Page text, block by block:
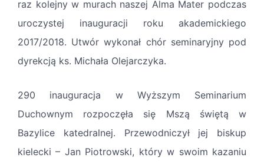
raz kolejny w murach naszej Alma Mater podczas
uroczystej inauguracji roku akademickiego
2017/2018. Utwór wykonał chór seminaryjny pod
dyrekcją ks. Michała Olejarczyka.
290 inauguracja w Wyższym Seminarium
Duchownym rozpoczęła się Mszą świętą w
Bazylice katedralnej. Przewodniczył jej biskup
kielecki – Jan Piotrowski, który w swoim kazaniu